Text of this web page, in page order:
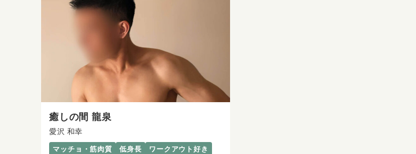
癒しの間 龍泉
愛沢 和幸
マッチョ・筋肉質 低身長
ワークアウト好き